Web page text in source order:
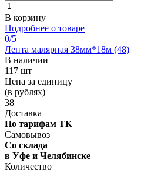
В корзину
Подробнее о товаре
0/5
Лента малярная 38мм*18м (48)
В наличии
117 шт
Цена за единицу
(в рублях)
38
Доставка
По тарифам ТК
Самовывоз
Со склада
в Уфе и Челябинске
Количество